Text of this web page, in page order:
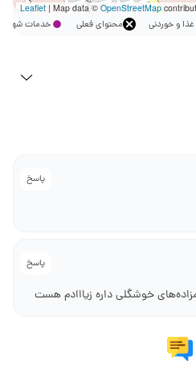
| Map data © OpenStreetMap
غذا و خوردنی محتوای فعلی خدمات
پاسخ
پاسخ
خوشگلی داره زیااادم هست